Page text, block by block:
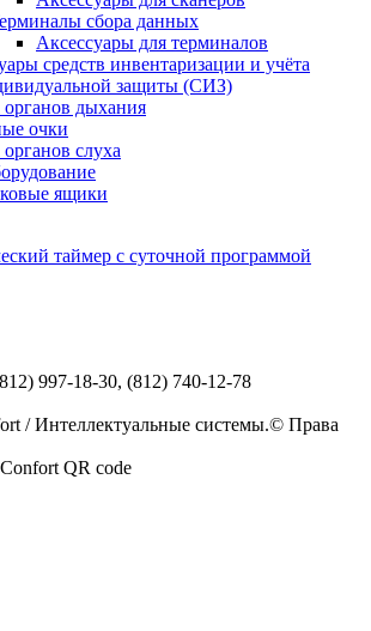
сбора данных
Аксессуары для терминалов
средств инвентаризации и учёта
защиты (СИЗ)
дыхания
очки
слуха
ящики
997-18-30, (812) 740-12-78
/ Интеллектуальные системы.© Права